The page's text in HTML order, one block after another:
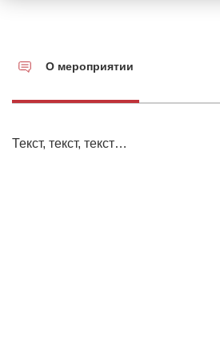
О мероприятии
Текст, текст, текст…